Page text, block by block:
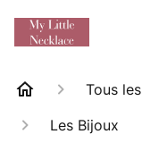
Tous
Les Bijoux